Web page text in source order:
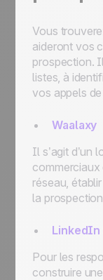
Vous
aideront vos
prospection.
listes, à
vos appels
Waalaxy
Il s’agit d’un
réseau,
la
LinkedIn
Pour les
construire